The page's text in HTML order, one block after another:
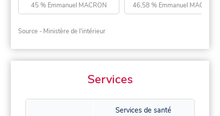
45 % Emmanuel MACRON 46,58 % Emmanuel MACRON
Source - Ministère de l'intérieur
Services
Services de santé